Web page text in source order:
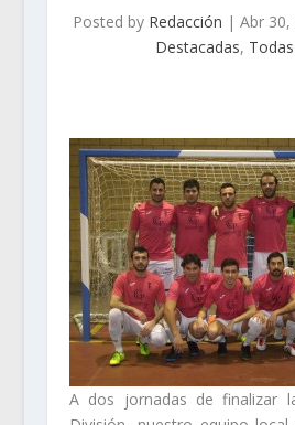
Posted by Redacción |Abr 30,
Destacadas, Todas
A dos jornadas de finalizar